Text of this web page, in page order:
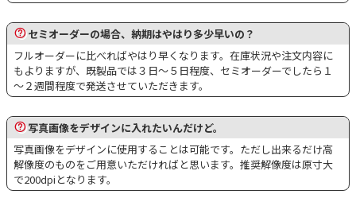
セミオーダーの場合、納期はやはり多少早いの？
フルオーダーに比べればやはり早くなります。在庫状況や注文内容に
もよりますが、既製品では３日～５日程度、セミオーダーでしたら１
～２週間程度で発送させていただきます。
写真画像をデザインに入れたいんだけど。
写真画像をデザインに使用することは可能です。ただし出来るだけ高
解像度のものをご用意いただければと思います。推奨解像度は原寸大
で200dpiとなります。